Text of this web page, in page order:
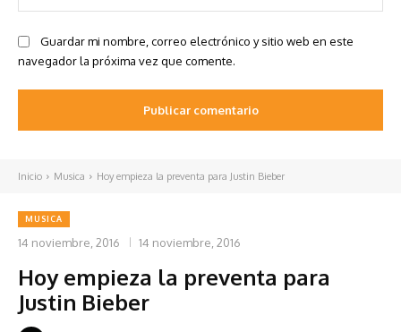
Guardar mi nombre, correo electrónico y sitio web en este
navegador la próxima vez que comente.